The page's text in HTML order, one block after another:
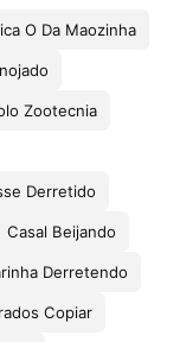
O Da Maozinha
Zootecnia
Derretido
Casal Beijando
Derretendo
Copiar